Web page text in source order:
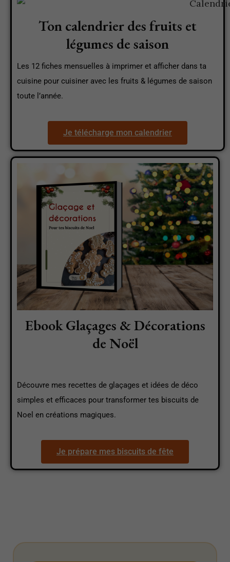
Ton calendrier des fruits et
légumes de saison
Les 12 fiches mensuelles à imprimer et afficher dans ta
cuisine pour cuisiner avec les fruits & légumes de saison
toute l’année.
Je télécharge mon calendrier
Ebook Glaçages & Décorations
de Noël
Découvre mes recettes de glaçages et idées de déco
simples et efficaces pour transformer tes biscuits de
Noel en créations magiques.
Je prépare mes biscuits de fête